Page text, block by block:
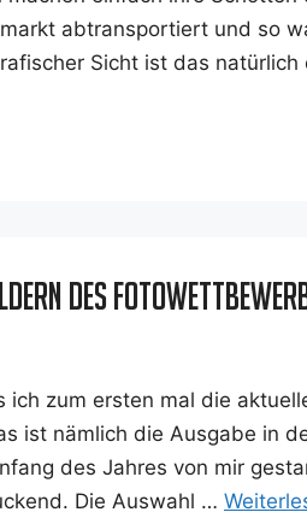
abtrans­por­tiert und so
Sicht ist das natür­lich
des
ich zum ers­ten mal die
ist näm­lich die Aus­ga­be in
des Jah­res von mir
Die Aus­wahl …